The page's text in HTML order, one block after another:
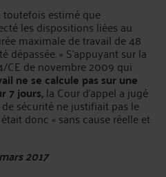
toutefois estimé que
les dispositions liées au
maximale de travail de 48
dépassée. » S’appuyant sur la
CE de novembre 2009 qui
ne se calcule pas sur une
7 jours,la Cour d’appel a jugé
sécurité ne justifiait pas le
donc « sans cause réelle et
2017